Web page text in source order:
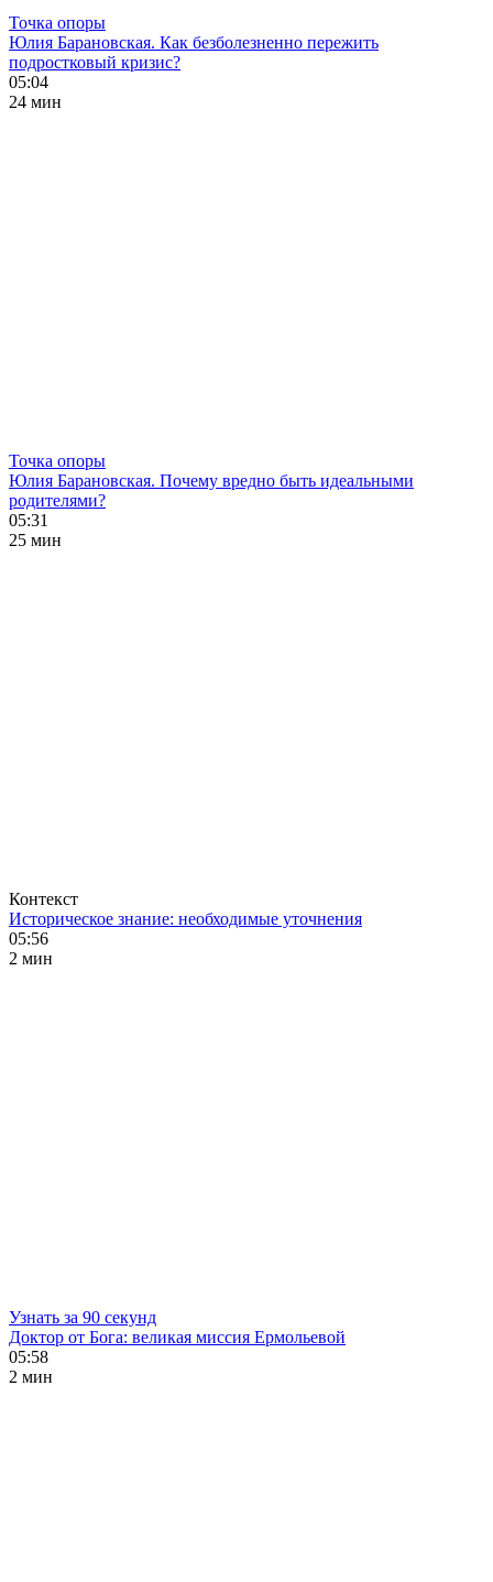
Точка опоры
Юлия Барановская. Как безболезненно пережить
подростковый кризис?
05:04
24 мин
Точка опоры
Юлия Барановская. Почему вредно быть идеальными
родителями?
05:31
25 мин
Контекст
Историческое знание: необходимые уточнения
05:56
2 мин
Узнать за 90 секунд
Доктор от Бога: великая миссия Ермольевой
05:58
2 мин